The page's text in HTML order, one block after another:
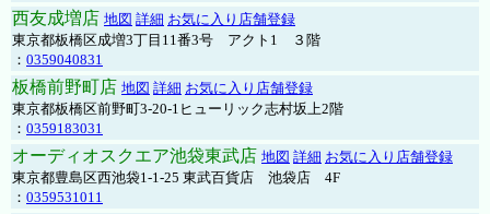
西友成増店 地図 詳細 お気に入り店舗登録
東京都板橋区成増3丁目11番3号 アクト1 ３階
： 0359040831
板橋前野町店 地図 詳細 お気に入り店舗登録
東京都板橋区前野町3-20-1ヒューリック志村坂上2階
： 0359183031
オーディオスクエア池袋東武店 地図 詳細 お気に入り店舗登録
東京都豊島区西池袋1-1-25 東武百貨店 池袋店 4F
： 0359531011